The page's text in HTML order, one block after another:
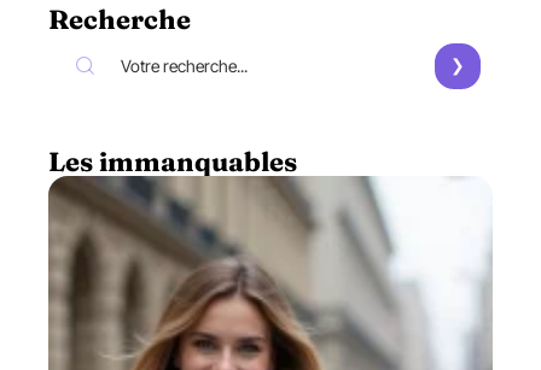
Recherche
Les immanquables